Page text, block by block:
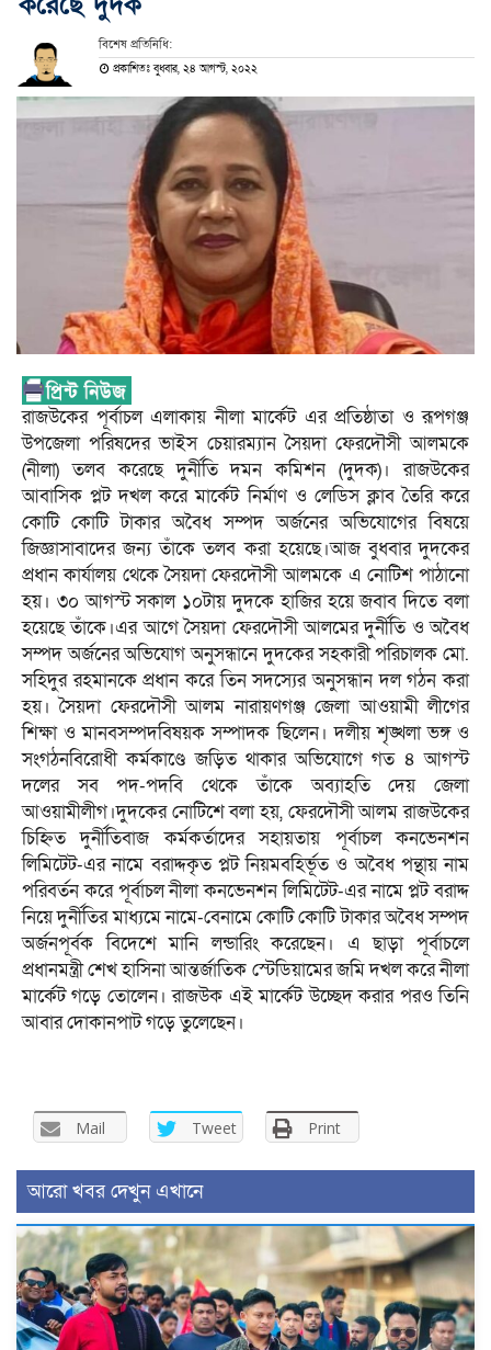
বিশেষ প্রতিনিধি:
প্রকাশিতঃ বুধবার, ২৪ আগস্ট, ২০২২
রাজউকের পূর্বাচল এলাকায় নীলা মার্কেট এর প্রতিষ্ঠাতা ও রূপগঞ্জ
উপজেলা পরিষদের ভাইস চেয়ারম্যান সৈয়দা ফেরদৌসী আলমকে
(নীলা) তলব করেছে দুর্নীতি দমন কমিশন (দুদক)। রাজউকের
আবাসিক প্লট দখল করে মার্কেট নির্মাণ ও লেডিস ক্লাব তৈরি করে
কোটি কোটি টাকার অবৈধ সম্পদ অর্জনের অভিযোগের বিষয়ে
জিজ্ঞাসাবাদের জন্য তাঁকে তলব করা হয়েছে।আজ বুধবার দুদকের
প্রধান কার্যালয় থেকে সৈয়দা ফেরদৌসী আলমকে এ নোটিশ পাঠানো
হয়। ৩০ আগস্ট সকাল ১০টায় দুদকে হাজির হয়ে জবাব দিতে বলা
হয়েছে তাঁকে।এর আগে সৈয়দা ফেরদৌসী আলমের দুর্নীতি ও অবৈধ
সম্পদ অর্জনের অভিযোগ অনুসন্ধানে দুদকের সহকারী পরিচালক মো.
সহিদুর রহমানকে প্রধান করে তিন সদস্যের অনুসন্ধান দল গঠন করা
হয়। সৈয়দা ফেরদৌসী আলম নারায়ণগঞ্জ জেলা আওয়ামী লীগের
শিক্ষা ও মানবসম্পদবিষয়ক সম্পাদক ছিলেন। দলীয় শৃঙ্খলা ভঙ্গ ও
সংগঠনবিরোধী কর্মকাণ্ডে জড়িত থাকার অভিযোগে গত ৪ আগস্ট
দলের সব পদ-পদবি থেকে তাঁকে অব্যাহতি দেয় জেলা
আওয়ামীলীগ।দুদকের নোটিশে বলা হয়, ফেরদৌসী আলম রাজউকের
চিহ্নিত দুর্নীতিবাজ কর্মকর্তাদের সহায়তায় পূর্বাচল কনভেনশন
লিমিটেট-এর নামে বরাদ্দকৃত প্লট নিয়মবহির্ভূত ও অবৈধ পন্থায় নাম
পরিবর্তন করে পূর্বাচল নীলা কনভেনশন লিমিটেট-এর নামে প্লট বরাদ্দ
নিয়ে দুর্নীতির মাধ্যমে নামে-বেনামে কোটি কোটি টাকার অবৈধ সম্পদ
অর্জনপূর্বক বিদেশে মানি লন্ডারিং করেছেন। এ ছাড়া পূর্বাচলে
প্রধানমন্ত্রী শেখ হাসিনা আন্তর্জাতিক স্টেডিয়ামের জমি দখল করে নীলা
মার্কেট গড়ে তোলেন। রাজউক এই মার্কেট উচ্ছেদ করার পরও তিনি
আবার দোকানপাট গড়ে তুলেছেন।
Mail Tweet Print
আরো খবর দেখুন এখানে